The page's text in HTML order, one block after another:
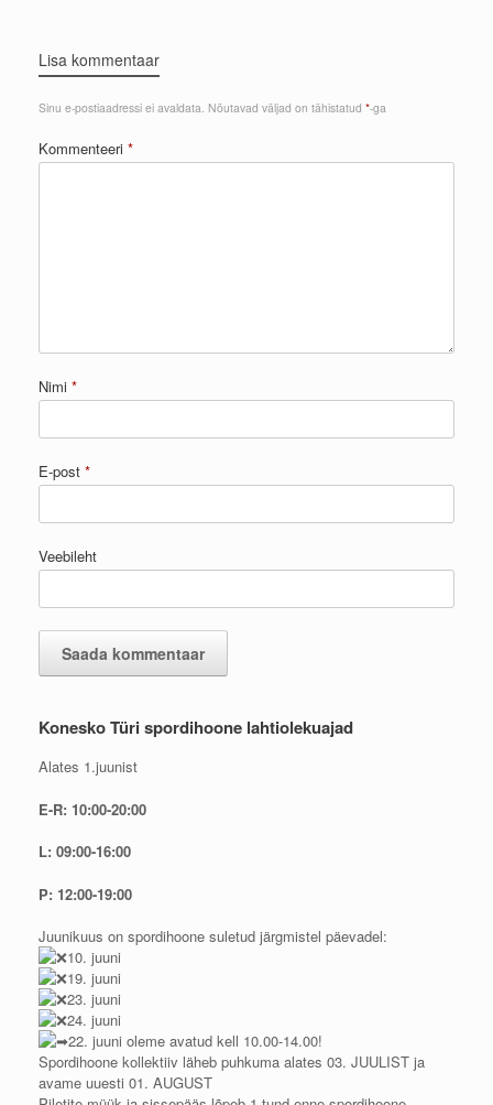
Lisa kommentaar
Sinu e-postiaadressi ei avaldata. Nõutavad väljad on tähistatud *-ga
Kommenteeri *
Nimi *
E-post *
Veebileht
Konesko Türi spordihoone lahtiolekuajad
Alates 1.juunist
E-R: 10:00-20:00
L: 09:00-16:00
P: 12:00-19:00
Juunikuus on spordihoone suletud järgmistel päevadel:
10. juuni
19. juuni
23. juuni
24. juuni
22. juuni oleme avatud kell 10.00-14.00!
Spordihoone kollektiiv läheb puhkuma alates 03. JUULIST ja
avame uuesti 01. AUGUST